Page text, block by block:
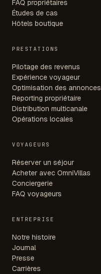
FAQ propriétaires
Études de cas
Hôtels boutique
PRESTATIONS
Pilotage des revenus
Expérience voyageur
Optimisation des annonces
Reporting propriétaire
Distribution multicanale
Opérations locales
VOYAGEURS
Réserver un séjour
Acheter avec OmniVillas
Conciergerie
FAQ voyageurs
ENTREPRISE
Notre histoire
Journal
Presse
Carrières